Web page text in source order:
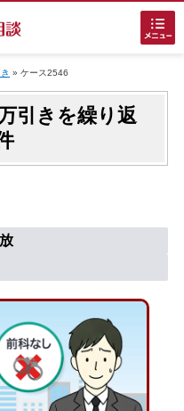
頼
» ケース2546
引きを繰り返